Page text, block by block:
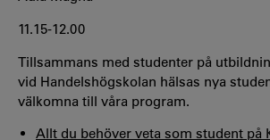
11.15-12.00
Tillsammans med studenter på
vid Handelshögskolan hälsas nya
välkomna till våra program.
Allt du behöver veta som student på